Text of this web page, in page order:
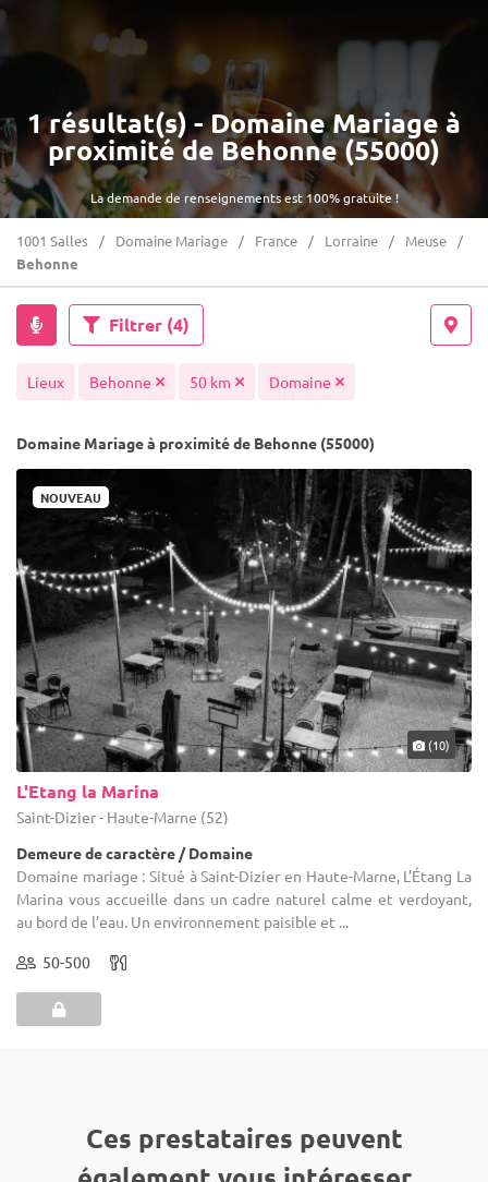
La demande de renseignements est 100% gratuite !
1 résultat(s) - Domaine Mariage à
proximité de Behonne (55000)
1001 Salles Domaine Mariage France Lorraine
Meuse
Behonne
Filtrer (4)
Lieux Behonne 50 km Domaine
Domaine Mariage à proximité de Behonne (55000)
NOUVEAU
(10)
L'Etang la Marina
Saint-Dizier - Haute-Marne (52)
Demeure de caractère / Domaine
Domaine mariage : Situé à Saint-Dizier en Haute-Marne, L’Étang La
Marina vous accueille dans un cadre naturel calme et verdoyant,
au bord de l’eau. Un environnement paisible et ...
50-500
Ces prestataires peuvent